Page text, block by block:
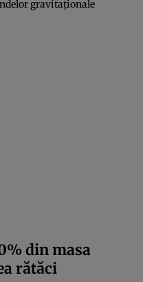
gravitaționale
din masa
rătăci